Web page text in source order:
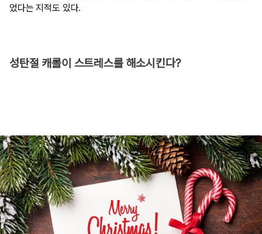
었다는 지적도 있다.
성탄절 캐롤이 스트레스를 해소시킨다?